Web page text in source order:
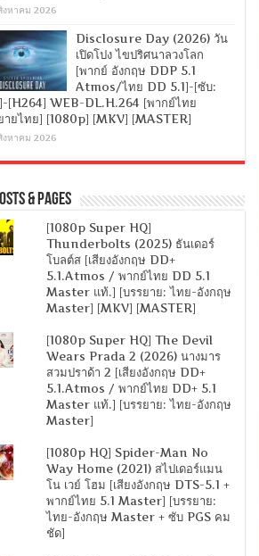
งหาคม 2026
Disclosure Day (2026) วัน
เปิดโปง ไขปริศนาลวงโลก
[พากย์ อังกฤษ DDP 5.1
Atmos/ไทย DD 5.1]-[ซับ:
[H264] WEB-DL.H.264 [พากย์ไทย
ายไทย] [1080p] [MKV] [MASTER]
งหาคม 2026
& Pages
[1080p Super HQ]
Thunderbolts (2025) ธันเดอร์
โบลต์ส [เสียงอังกฤษ DD+
5.1.Atmos / พากย์ไทย DD 5.1
Master แท้.] [บรรยาย: ไทย-อังกฤษ
Master] [MKV] [MASTER]
[1080p Super HQ] The Devil
Wears Prada 2 (2026) นางมาร
สวมปราด้า 2 [เสียงอังกฤษ DD+
5.1.Atmos / พากย์ไทย DD+ 5.1
Master แท้.] [บรรยาย: ไทย-อังกฤษ
Master]
[1080p HQ] Spider-Man No
Way Home (2021) สไปเดอร์แมน
โน เวย์ โฮม [เสียงอังกฤษ DTS-5.1 +
พากย์ไทย 5.1 Master] [บรรยาย:
ไทย-อังกฤษ Master + ซับ PGS คม
ชัด]